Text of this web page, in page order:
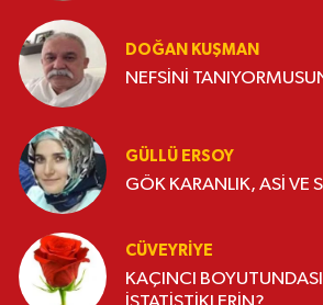
DOĞAN KUŞMAN
NEFSİNİ
GÜLLÜ ERSOY
GÖK KARANLIK, ASİ VE
CÜVEYRIYE
KAÇINCI BOYUTUNDASIN